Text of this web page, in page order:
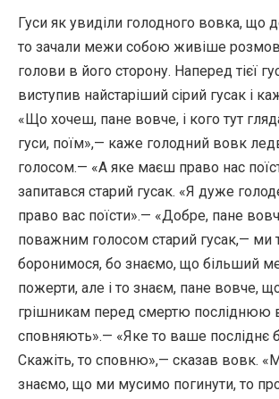
Гуси як увиділи голодного вовка, що
то зачали межи собою живіше
голови в його сторону. Наперед тієї
виступив найстаріший сірий гусак і
«Що хочеш, пане вовче, і кого тут
гуси, поїм»,— каже голодний вовк
голосом.— «А яке маєш право нас
запитався старий гусак. «Я дуже
право вас поїсти».— «Добре, пане
поважним голосом старий гусак,— ми
боронимося, бо знаємо, що більший
пожерти, але і то знаєм, пане вовче,
грішникам перед смертю посліднюю
сповняють».— «Яке то ваше посліднє
Скажіть, то сповню»,— сказав вовк.
знаємо, що ми мусимо погинути, то